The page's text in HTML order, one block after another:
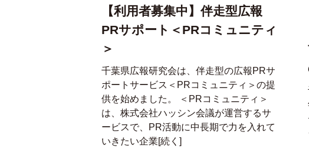
【利用者募集中】伴走型広報
PRサポート＜PRコミュニティ
＞
千葉県広報研究会は、伴走型の広報PRサ
ポートサービス＜PRコミュニティ＞の提
供を始めました。 ＜PRコミュニティ＞
は、株式会社ハッシン会議が運営するサ
ービスで、PR活動に中長期で力を入れて
いきたい企業[続く]